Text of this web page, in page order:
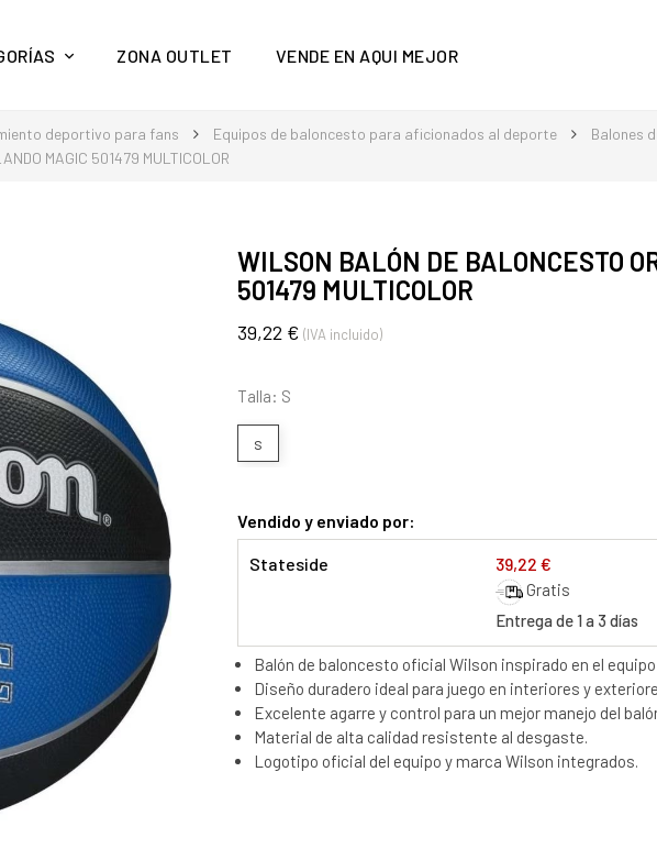
más en Aquí Mejor
ZONA OUTLET VENDE EN AQUI MEJOR
deportivo para fans Equipos de baloncesto para aficionados al deporte
Balones
MAGIC 501479 MULTICOLOR
WILSON BALÓN DE BALONCESTO
501479 MULTICOLOR
39,22 € (IVA incluido)
Talla: S
s
Vendido y enviado por:
Stateside 39,22 €
Gratis
Entrega de 1 a 3 días
Balón de baloncesto oficial Wilson inspirado en el equipo
Diseño duradero ideal para juego en interiores y
Excelente agarre y control para un mejor manejo del
Material de alta calidad resistente al desgaste.
Logotipo oficial del equipo y marca Wilson integrados.